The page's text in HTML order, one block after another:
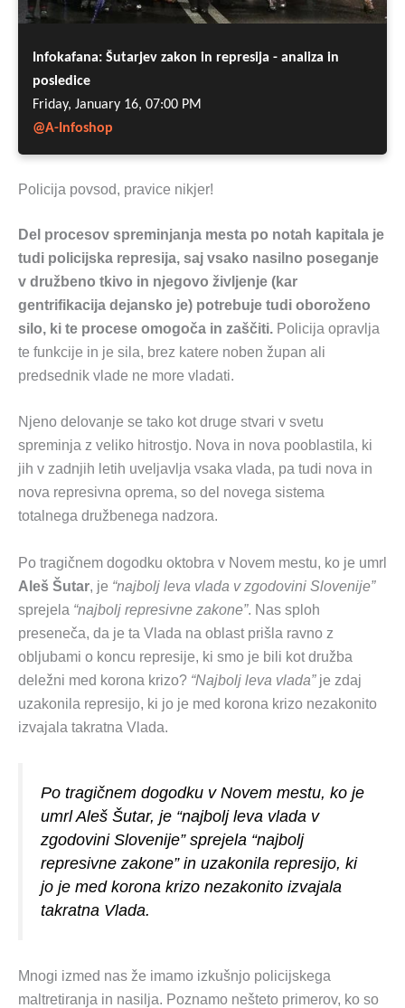
Policija povsod, pravice nikjer!
Del procesov spreminjanja mesta po notah kapitala je
tudi policijska represija, saj vsako nasilno poseganje
v družbeno tkivo in njegovo življenje (kar
gentrifikacija dejansko je) potrebuje tudi oboroženo
silo, ki te procese omogoča in zaščiti. Policija opravlja
te funkcije in je sila, brez katere noben župan ali
predsednik vlade ne more vladati.
Njeno delovanje se tako kot druge stvari v svetu
spreminja z veliko hitrostjo. Nova in nova pooblastila, ki
jih v zadnjih letih uveljavlja vsaka vlada, pa tudi nova in
nova represivna oprema, so del novega sistema
totalnega družbenega nadzora.
Po tragičnem dogodku oktobra v Novem mestu, ko je umrl
Aleš Šutar, je “najbolj leva vlada v zgodovini Slovenije”
sprejela “najbolj represivne zakone”. Nas sploh
preseneča, da je ta Vlada na oblast prišla ravno z
obljubami o koncu represije, ki smo je bili kot družba
deležni med korona krizo? “Najbolj leva vlada”je zdaj
uzakonila represijo, ki jo je med korona krizo nezakonito
izvajala takratna Vlada.
Po tragičnem dogodku v Novem mestu, ko je
umrl Aleš Šutar, je “najbolj leva vlada v
zgodovini Slovenije” sprejela “najbolj
represivne zakone” in uzakonila represijo, ki
jo je med korona krizo nezakonito izvajala
takratna Vlada.
Mnogi izmed nas že imamo izkušnjo policijskega
maltretiranja in nasilja. Poznamo nešteto primerov, ko so